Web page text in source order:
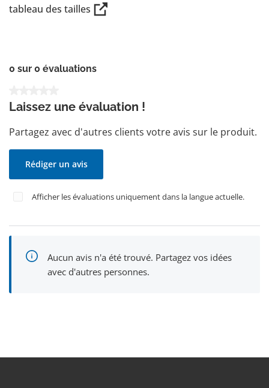
tableau des tailles
0 sur 0 évaluations
Laissez une évaluation !
Partagez avec d'autres clients votre avis sur le produit.
Rédiger un avis
Afficher les évaluations uniquement dans la langue actuelle.
Aucun avis n'a été trouvé. Partagez vos idées
avec d'autres personnes.